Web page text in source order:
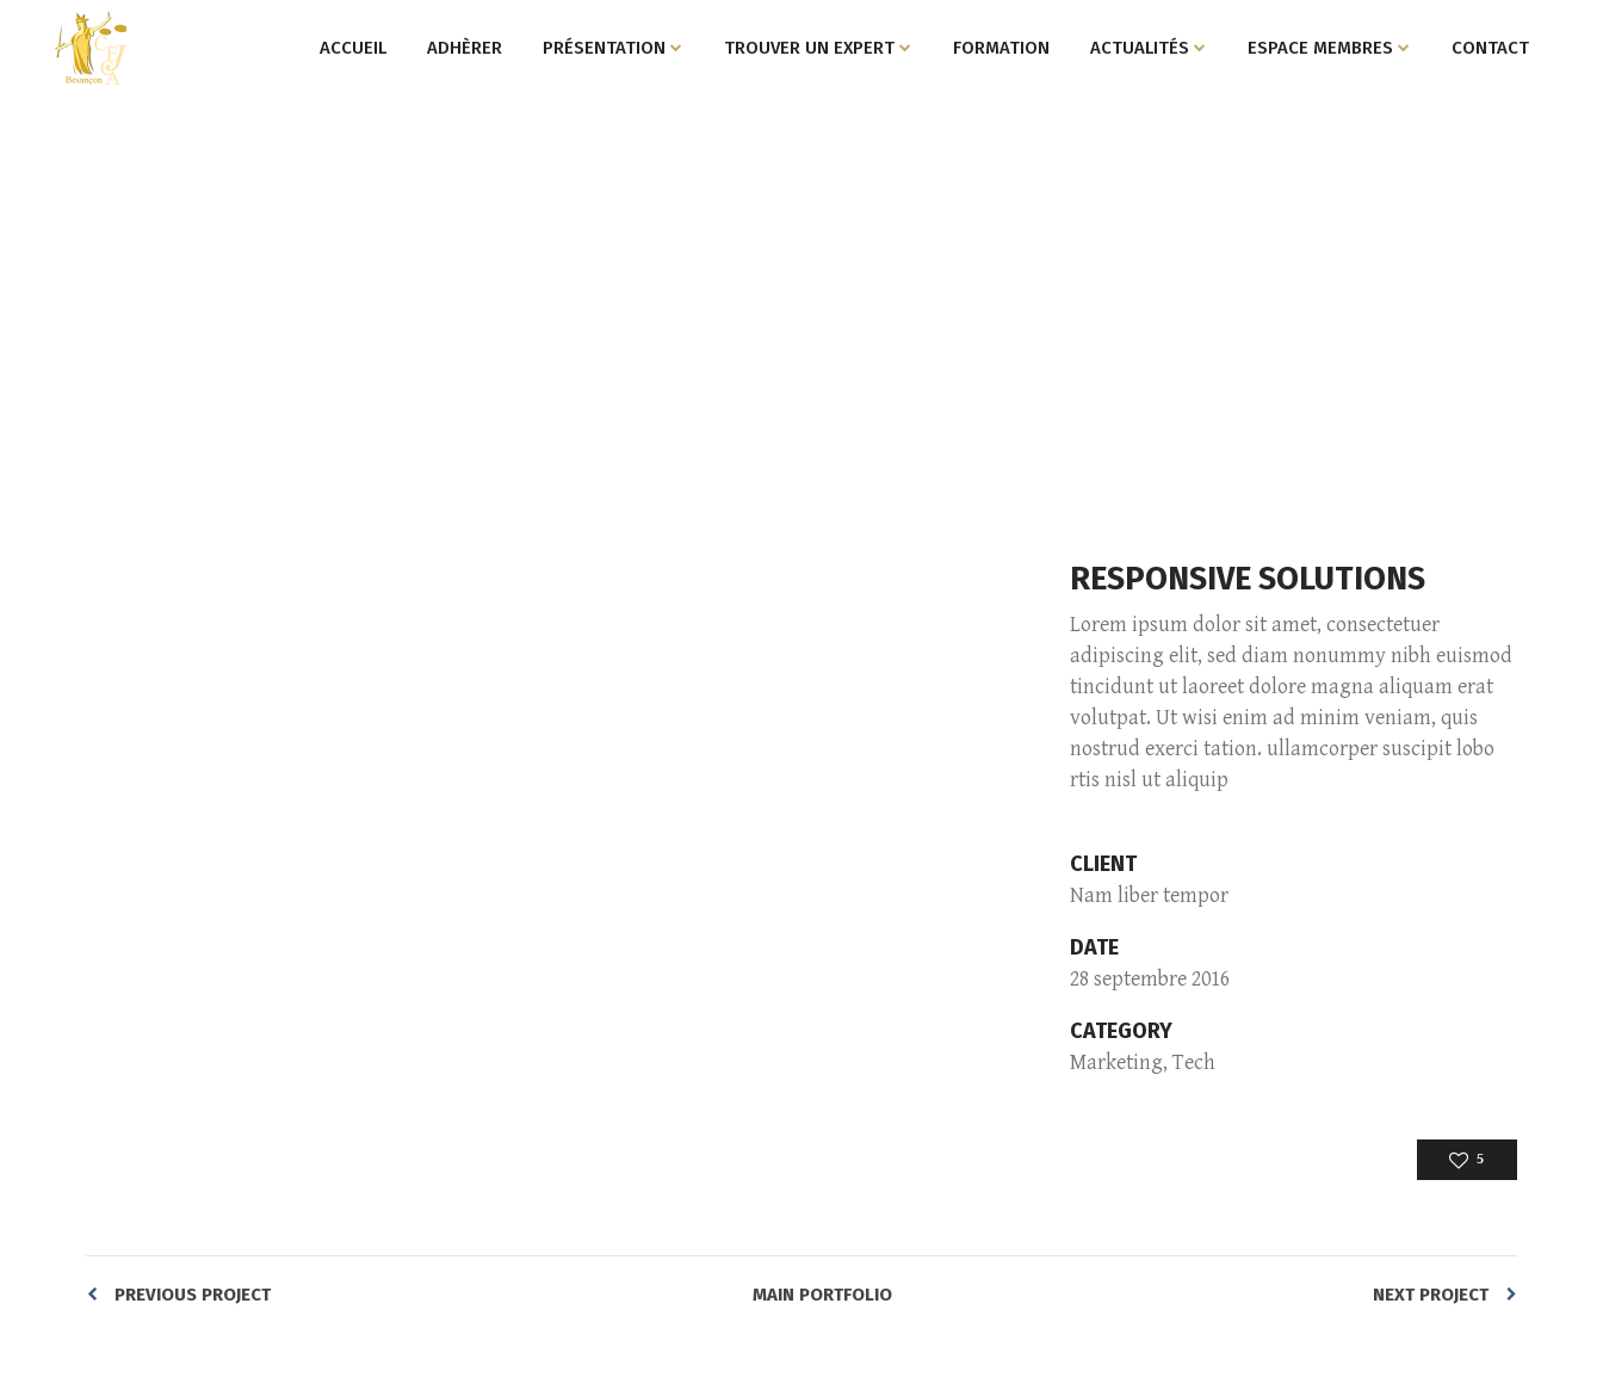
ACCUEIL ADHÈRER PRÉSENTATION TROUVER UN EXPERT FORMATION ACTUALITÉS ESPACE MEMBRES CONTACT
RESPONSIVE SOLUTIONS
Lorem ipsum dolor sit amet, consectetuer
adipiscing elit, sed diam nonummy nibh euismod
tincidunt ut laoreet dolore magna aliquam erat
volutpat. Ut wisi enim ad minim veniam, quis
nostrud exerci tation. ullamcorper suscipit lobo
rtis nisl ut aliquip
CLIENT
Nam liber tempor
DATE
28 septembre 2016
CATEGORY
Marketing, Tech
5
PREVIOUS PROJECT MAIN PORTFOLIO NEXT PROJECT